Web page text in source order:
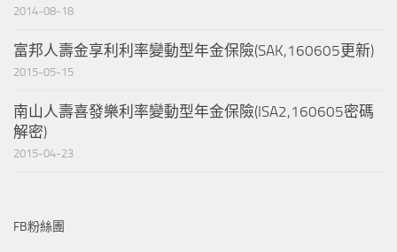
2014-08-18
富邦人壽金享利利率變動型年金保險(SAK,160605更新)
2015-05-15
南山人壽喜發樂利率變動型年金保險(ISA2,160605密碼
解密)
2015-04-23
FB粉絲團